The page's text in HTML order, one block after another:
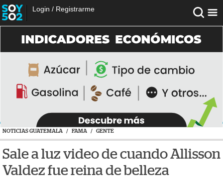
Login / Registrarme
NOTICIAS GUATEMALA / FAMA / GENTE
Sale a luz video de cuando Allisson
Valdez fue reina de belleza